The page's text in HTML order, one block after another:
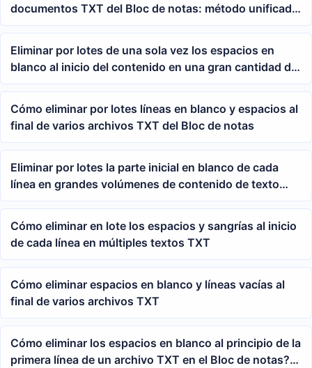
documentos TXT del Bloc de notas: método unificado
para procesar varios textos en una carpeta
Eliminar por lotes de una sola vez los espacios en
blanco al inicio del contenido en una gran cantidad de
archivos de texto sin formato TXT.
Cómo eliminar por lotes líneas en blanco y espacios al
final de varios archivos TXT del Bloc de notas
Eliminar por lotes la parte inicial en blanco de cada
línea en grandes volúmenes de contenido de texto
puro TXT
Cómo eliminar en lote los espacios y sangrías al inicio
de cada línea en múltiples textos TXT
Cómo eliminar espacios en blanco y líneas vacías al
final de varios archivos TXT
Cómo eliminar los espacios en blanco al principio de la
primera línea de un archivo TXT en el Bloc de notas?